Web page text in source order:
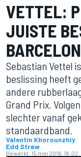
VETTEL:
JUISTE
Sebastian Vettel
beslissing heeft
andere
Grand Prix.
slechter vanaf
standaardband.
Valentin Khorounzhiy
Edd Straw
Bewerkt: 15 mei 2018, 18:02